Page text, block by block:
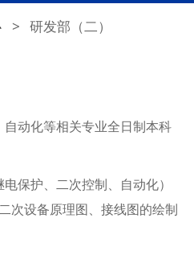
> 研发部（二）
动化等相关专业全日制本科
保护、二次控制、自动化）
次设备原理图、接线图的绘制